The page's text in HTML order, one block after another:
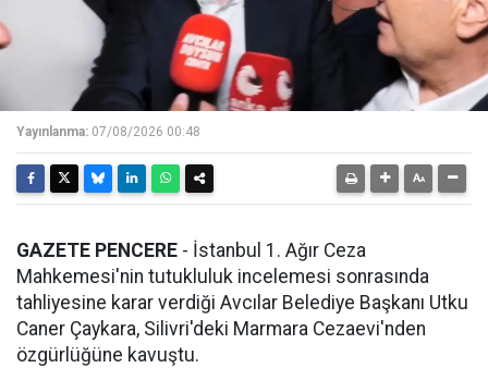
Yayınlanma: 07/08/2026 00:48
GAZETE PENCERE - İstanbul 1. Ağır Ceza
Mahkemesi'nin tutukluluk incelemesi sonrasında
tahliyesine karar verdiği Avcılar Belediye Başkanı Utku
Caner Çaykara, Silivri'deki Marmara Cezaevi'nden
özgürlüğüne kavuştu.